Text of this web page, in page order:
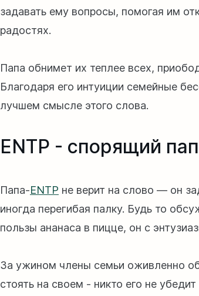
задавать ему вопросы, помогая им
радостях.
Папа обнимет их теплее всех,
Благодаря его интуиции семейные
лучшем смысле этого слова.
ENTP - спорящий
Папа-ENTP не верит на слово — он
иногда перегибая палку. Будь то
пользы ананаса в пицце, он с
За ужином члены семьи оживленно
стоять на своем - никто его не